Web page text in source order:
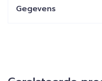
Gegevens